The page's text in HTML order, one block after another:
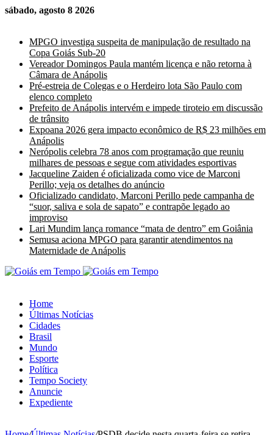
sábado, agosto 8 2026
MPGO investiga suspeita de manipulação de resultado na
Copa Goiás Sub-20
Vereador Domingos Paula mantém licença e não retorna à
Câmara de Anápolis
Pré-estreia de Colegas e o Herdeiro lota São Paulo com
elenco completo
Prefeito de Anápolis intervém e impede tiroteio em discussão
de trânsito
Expoana 2026 gera impacto econômico de R$ 23 milhões em
Anápolis
Nerópolis celebra 78 anos com programação que reuniu
milhares de pessoas e segue com atividades esportivas
Jacqueline Zaiden é oficializada como vice de Marconi
Perillo; veja os detalhes do anúncio
Oficializado candidato, Marconi Perillo pede campanha de
“suor, saliva e sola de sapato” e contrapõe legado ao
improviso
Lari Mundim lança romance “mata de dentro” em Goiânia
Semusa aciona MPGO para garantir atendimentos na
Maternidade de Anápolis
Home
Últimas Notícias
Cidades
Brasil
Mundo
Esporte
Política
Tempo Society
Anuncie
Expediente